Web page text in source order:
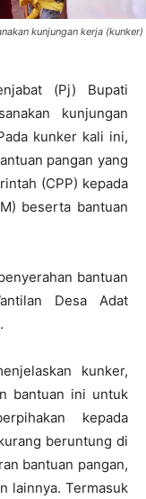
kunjungan kerja (kunker)
(Pj) Bupati
kunjungan
kunker kali ini,
pangan yang
(CPP) kepada
beserta bantuan
bantuan
Desa Adat
kunker,
bantuan ini untuk
kepada
beruntung di
bantuan pangan,
lainnya. Termasuk